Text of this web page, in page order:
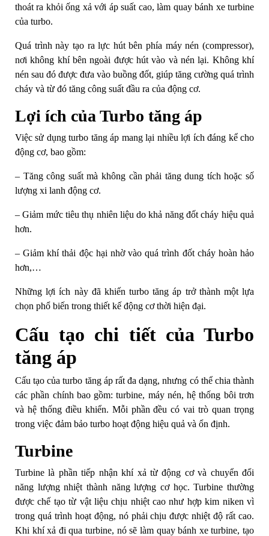
thoát ra khỏi ống xả với áp suất cao, làm quay bánh xe turbine
của turbo.
Quá trình này tạo ra lực hút bên phía máy nén (compressor),
nơi không khí bên ngoài được hút vào và nén lại. Không khí
nén sau đó được đưa vào buồng đốt, giúp tăng cường quá trình
cháy và từ đó tăng công suất đầu ra của động cơ.
Lợi ích của Turbo tăng áp
Việc sử dụng turbo tăng áp mang lại nhiều lợi ích đáng kể cho
động cơ, bao gồm:
– Tăng công suất mà không cần phải tăng dung tích hoặc số
lượng xi lanh động cơ.
– Giảm mức tiêu thụ nhiên liệu do khả năng đốt cháy hiệu quả
hơn.
– Giảm khí thải độc hại nhờ vào quá trình đốt cháy hoàn hảo
hơn,…
Những lợi ích này đã khiến turbo tăng áp trở thành một lựa
chọn phổ biến trong thiết kế động cơ thời hiện đại.
Cấu tạo chi tiết của Turbo
tăng áp
Cấu tạo của turbo tăng áp rất đa dạng, nhưng có thể chia thành
các phần chính bao gồm: turbine, máy nén, hệ thống bôi trơn
và hệ thống điều khiển. Mỗi phần đều có vai trò quan trọng
trong việc đảm bảo turbo hoạt động hiệu quả và ổn định.
Turbine
Turbine là phần tiếp nhận khí xả từ động cơ và chuyển đổi
năng lượng nhiệt thành năng lượng cơ học. Turbine thường
được chế tạo từ vật liệu chịu nhiệt cao như hợp kim niken vì
trong quá trình hoạt động, nó phải chịu được nhiệt độ rất cao.
Khi khí xả đi qua turbine, nó sẽ làm quay bánh xe turbine, tạo